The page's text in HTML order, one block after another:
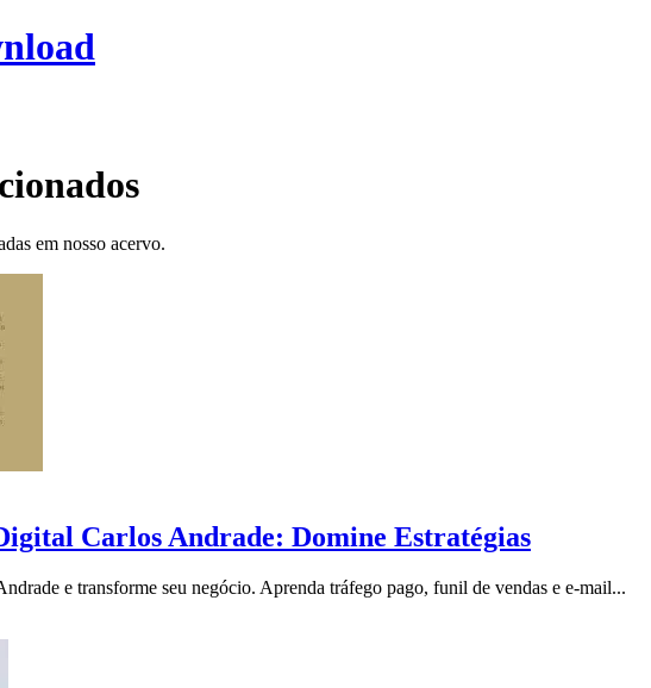
em nosso acervo.
Carlos Andrade: Domine Estratégias
e transforme seu negócio. Aprenda tráfego pago, funil de vendas e e-mail...